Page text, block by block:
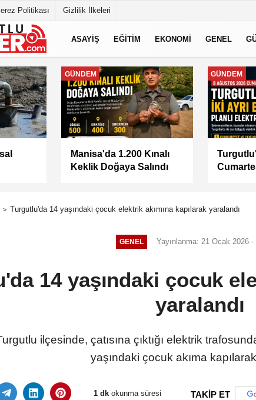
Politikası Gizlilik İlkeleri
ASAYİŞ EĞİTİM EKONOMİ GENEL
Asfalt
MANİSA
BAŞKAN ŞİMŞEK
SAHADAKİ
MANİSA
KÜÇÜK
Turgutlu'da 14 yaşındaki çocuk elektrik akımına kapılarak yaralandı
GENEL Yayınlanma: 21 Ocak 2026 -
14 yaşındaki çocuk
yaralandı
ilçesinde, çatısına çıktığı elektrik
yaşındaki çocuk akıma
1 dk okunma süresi TAKİP ET